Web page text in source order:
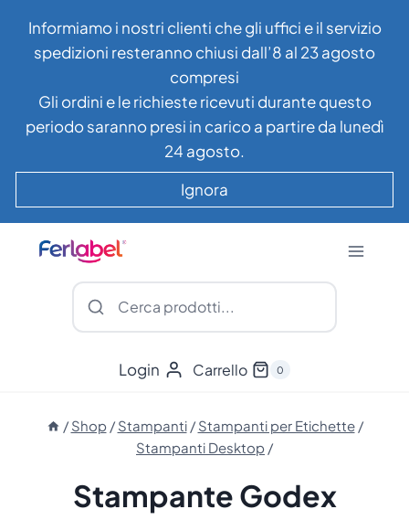
contenuto
Informiamo i nostri clienti che gli uffici e il servizio
spedizioni resteranno chiusi dall’8 al 23 agosto
compresi
Gli ordini e le richieste ricevuti durante questo
periodo saranno presi in carico a partire da lunedì
24 agosto.
Ignora
Login Carrello 0
/ Shop / Stampanti / Stampanti per Etichette /
Stampanti Desktop /
Stampante Godex